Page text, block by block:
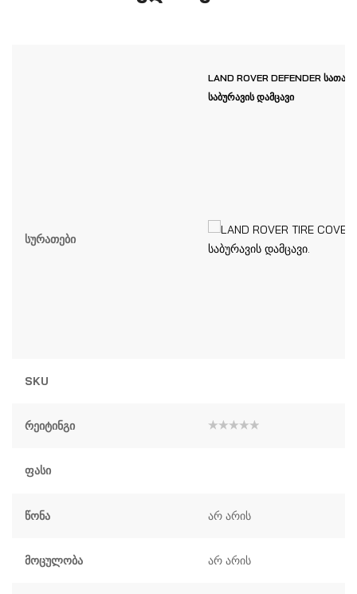
LAND ROVER DEFENDER
საბურავის დამცავი
Სურათები
SKU
Რეიტინგი
Ფასი
Წონა არ არის
Მოცულობა არ არის